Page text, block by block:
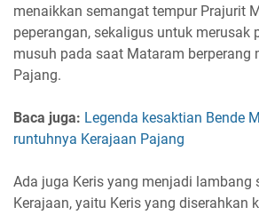
menaikkan semangat tempur Prajurit
peperangan, sekaligus untuk merusak
musuh pada saat Mataram berperang
Pajang.
Baca juga: Legenda kesaktian Bende
runtuhnya Kerajaan Pajang
Ada juga Keris yang menjadi lambang
Kerajaan, yaitu Keris yang diserahkan